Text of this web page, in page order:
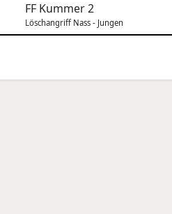
FF Kummer 2
Löschangriff Nass - Jungen